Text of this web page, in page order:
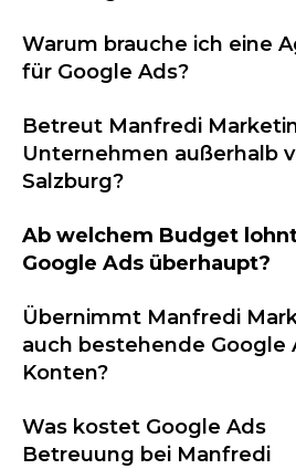
Warum brauche ich eine
für Google Ads?
Betreut Manfredi
Unternehmen außerhalb
Salzburg?
Ab welchem Budget
Google Ads überhaupt?
Übernimmt Manfredi
auch bestehende Google
Konten?
Was kostet Google Ads
Betreuung bei Manfredi